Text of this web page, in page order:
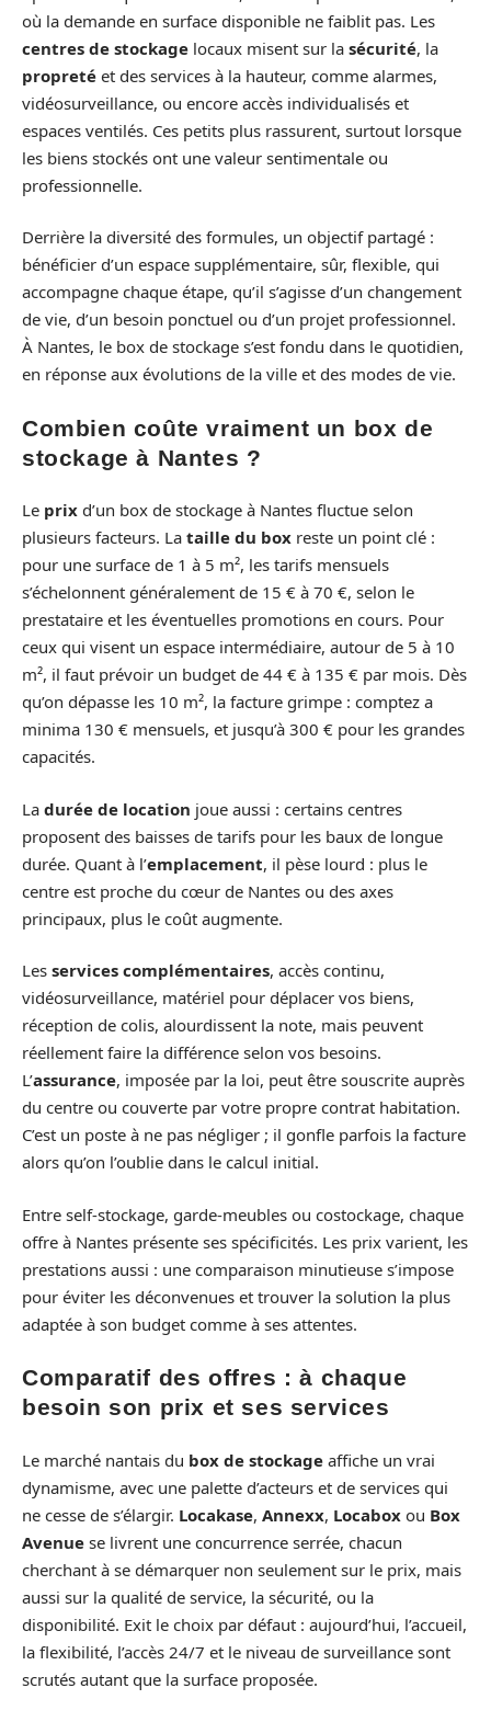
où la demande en surface disponible ne faiblit pas. Les
centres de stockage locaux misent sur la sécurité, la
propreté et des services à la hauteur, comme alarmes,
vidéosurveillance, ou encore accès individualisés et
espaces ventilés. Ces petits plus rassurent, surtout lorsque
les biens stockés ont une valeur sentimentale ou
professionnelle.
Derrière la diversité des formules, un objectif partagé :
bénéficier d’un espace supplémentaire, sûr, flexible, qui
accompagne chaque étape, qu’il s’agisse d’un changement
de vie, d’un besoin ponctuel ou d’un projet professionnel.
À Nantes, le box de stockage s’est fondu dans le quotidien,
en réponse aux évolutions de la ville et des modes de vie.
Combien coûte vraiment un box de
stockage à Nantes ?
Le prix d’un box de stockage à Nantes fluctue selon
plusieurs facteurs. La taille du box reste un point clé :
pour une surface de 1 à 5 m², les tarifs mensuels
s’échelonnent généralement de 15 € à 70 €, selon le
prestataire et les éventuelles promotions en cours. Pour
ceux qui visent un espace intermédiaire, autour de 5 à 10
m², il faut prévoir un budget de 44 € à 135 € par mois. Dès
qu’on dépasse les 10 m², la facture grimpe : comptez a
minima 130 € mensuels, et jusqu’à 300 € pour les grandes
capacités.
La durée de location joue aussi : certains centres
proposent des baisses de tarifs pour les baux de longue
durée. Quant à l’emplacement, il pèse lourd : plus le
centre est proche du cœur de Nantes ou des axes
principaux, plus le coût augmente.
Les services complémentaires, accès continu,
vidéosurveillance, matériel pour déplacer vos biens,
réception de colis, alourdissent la note, mais peuvent
réellement faire la différence selon vos besoins.
L’assurance, imposée par la loi, peut être souscrite auprès
du centre ou couverte par votre propre contrat habitation.
C’est un poste à ne pas négliger ; il gonfle parfois la facture
alors qu’on l’oublie dans le calcul initial.
Entre self-stockage, garde-meubles ou costockage, chaque
offre à Nantes présente ses spécificités. Les prix varient, les
prestations aussi : une comparaison minutieuse s’impose
pour éviter les déconvenues et trouver la solution la plus
adaptée à son budget comme à ses attentes.
Comparatif des offres : à chaque
besoin son prix et ses services
Le marché nantais du box de stockage affiche un vrai
dynamisme, avec une palette d’acteurs et de services qui
ne cesse de s’élargir. Locakase, Annexx, Locabox ou Box
Avenue se livrent une concurrence serrée, chacun
cherchant à se démarquer non seulement sur le prix, mais
aussi sur la qualité de service, la sécurité, ou la
disponibilité. Exit le choix par défaut : aujourd’hui, l’accueil,
la flexibilité, l’accès 24/7 et le niveau de surveillance sont
scrutés autant que la surface proposée.